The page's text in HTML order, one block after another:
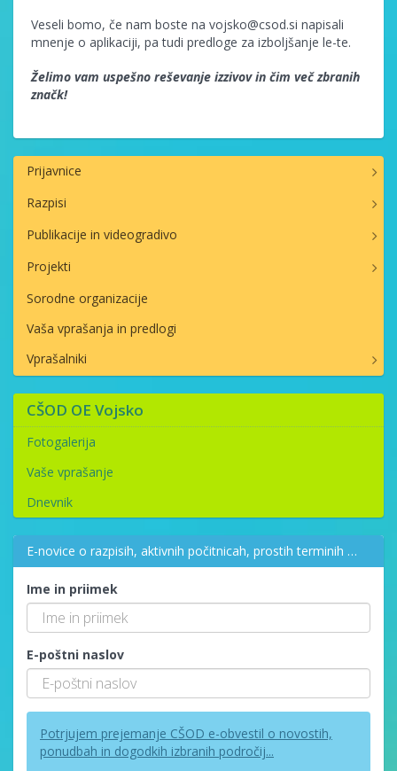
Veseli bomo, če nam boste na vojsko@csod.si napisali
mnenje o aplikaciji, pa tudi predloge za izboljšanje le-te.
Želimo vam uspešno reševanje izzivov in čim več zbranih
značk!
Prijavnice
Razpisi
Publikacije in videogradivo
Projekti
Sorodne organizacije
Vaša vprašanja in predlogi
Vprašalniki
CŠOD OE Vojsko
Fotogalerija
Vaše vprašanje
Dnevnik
E-novice o razpisih, aktivnih počitnicah, prostih terminih …
Ime in priimek
E-poštni naslov
Potrjujem prejemanje CŠOD e-obvestil o novostih,
ponudbah in dogodkih izbranih področij...